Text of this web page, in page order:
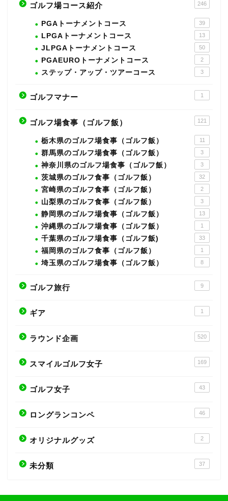
ゴルフ場コース紹介 246
PGAトーナメントコース 39
LPGAトーナメントコース 13
JLPGAトーナメントコース 50
PGAEUROトーナメントコース 2
ステップ・アップ・ツアーコース 3
ゴルフマナー 1
ゴルフ場食事（ゴルフ飯） 121
栃木県のゴルフ場食事（ゴルフ飯） 11
群馬県のゴルフ場食事（ゴルフ飯） 3
神奈川県のゴルフ場食事（ゴルフ飯） 3
茨城県のゴルフ食事（ゴルフ飯） 32
宮崎県のゴルフ食事（ゴルフ飯） 2
山梨県のゴルフ食事（ゴルフ飯） 3
静岡県のゴルフ場食事（ゴルフ飯） 13
沖縄県のゴルフ場食事（ゴルフ飯） 1
千葉県のゴルフ場食事（ゴルフ飯) 33
福岡県のゴルフ食事（ゴルフ飯） 1
埼玉県のゴルフ場食事（ゴルフ飯） 8
ゴルフ旅行 9
ギア 1
ラウンド企画 520
スマイルゴルフ女子 169
ゴルフ女子 43
ロングランコンペ 46
オリジナルグッズ 2
未分類 37